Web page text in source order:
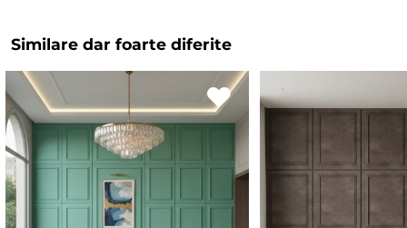
Similare dar foarte diferite